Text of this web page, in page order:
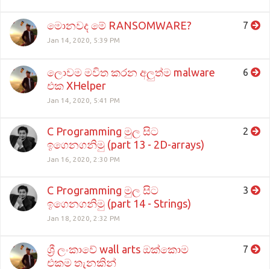
මොනවද මේ RANSOMWARE?
Jan 14, 2020, 5:39 PM
7
ලොවම මවිත කරන අලුත්ම malware
එක XHelper
Jan 14, 2020, 5:41 PM
6
C Programming මුල සිට
ඉගෙනගනිමු (part 13 - 2D-arrays)
Jan 16, 2020, 2:30 PM
2
C Programming මුල සිට
ඉගෙනගනිමු (part 14 - Strings)
Jan 18, 2020, 2:32 PM
3
ශ්‍රී ලංකාවේ wall arts ඔක්කොම
එකම තැනකින්
7